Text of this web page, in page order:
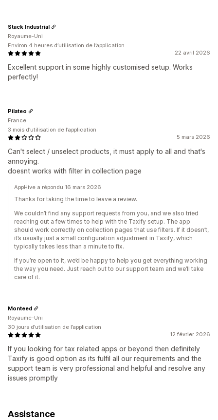
22 avril 2026
Excellent support in some highly customised setup. Works
perfectly!
Stack Industrial
Royaume-Uni
Environ 4 heures d’utilisation de l’application
5 mars 2026
Can't select / unselect products, it must apply to all and that's
annoying.
doesnt works with filter in collection page
Pilateo
France
3 mois d’utilisation de l’application
AppHive a répondu 16 mars 2026
Thanks for taking the time to leave a review.
We couldn’t find any support requests from you, and we also tried
reaching out a few times to help with the Taxify setup. The app
should work correctly on collection pages that use filters. If it doesn’t,
it’s usually just a small configuration adjustment in Taxify, which
typically takes less than a minute to fix.
If you’re open to it, we’d be happy to help you get everything working
the way you need. Just reach out to our support team and we’ll take
care of it.
12 février 2026
If you looking for tax related apps or beyond then definitely
Taxify is good option as its fulfil all our requirements and the
support team is very professional and helpful and resolve any
issues promptly
Monteed
Royaume-Uni
30 jours d’utilisation de l’application
Assistance